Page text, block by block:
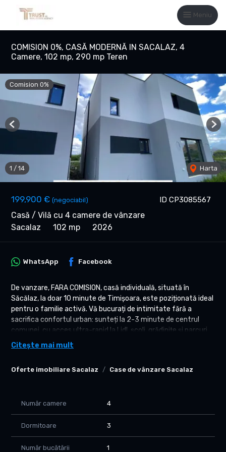
Meniu
COMISION 0%, CASĂ MODERNĂ IN SACALAZ, 4
Camere, 102 mp, 290 mp Teren
ID CP3085567
199,900 € (negociabil)
Casă / Vilă cu 4 camere de vânzare
Sacalaz
102 mp 2026
Comision 0%
1 / 14 Harta
Previous
Oferte imobiliare Sacalaz Case de vânzare Sacalaz
WhatsApp Facebook
De vanzare, FARA COMISION, casă individuală, situată în
Săcălaz, la doar 10 minute de Timișoara, este poziționată ideal
pentru o familie activă. Vă bucurați de intimitate fără a
sacrifica confortul urban: sunteți la 2-3 minute de centrul
comunei, cu acces ultra-rapid la Lidl, școli, grădinițe și parcuri.
Este echilibrul perfect între aer curat și proximitatea de job
sau universitate.
DE CE ACEASTĂ CASĂ?
• Tâmplărie Salamander 76 cu sticlă triplă – izolație fonică și
termică superioară
• Utilități complete: curent, gaz, apă, canalizare (fără fosă
• 2 locuri de parcare amenajate
Citește mai mult
Număr camere 4
Dormitoare 3
Număr bucătării 1